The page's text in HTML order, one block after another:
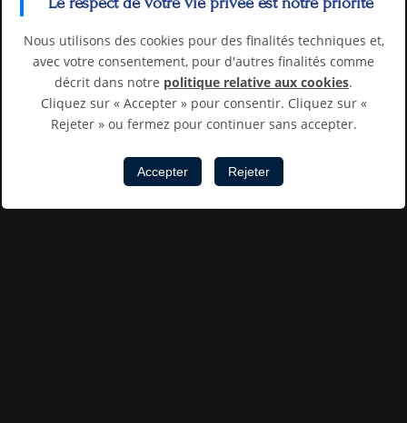
Nous utilisons des cookies pour des finalités techniques et,
avec votre consentement, pour d'autres finalités comme
décrit dans notre politique relative aux cookies.
Cliquez sur « Accepter » pour consentir. Cliquez sur «
Rejeter » ou fermez pour continuer sans accepter.
Accepter Rejeter